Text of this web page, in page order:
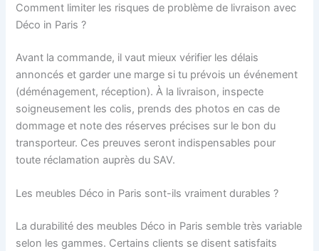
Comment limiter les risques de problème de livraison avec
Déco in Paris ?
Avant la commande, il vaut mieux vérifier les délais
annoncés et garder une marge si tu prévois un événement
(déménagement, réception). À la livraison, inspecte
soigneusement les colis, prends des photos en cas de
dommage et note des réserves précises sur le bon du
transporteur. Ces preuves seront indispensables pour
toute réclamation auprès du SAV.
Les meubles Déco in Paris sont-ils vraiment durables ?
La durabilité des meubles Déco in Paris semble très variable
selon les gammes. Certains clients se disent satisfaits